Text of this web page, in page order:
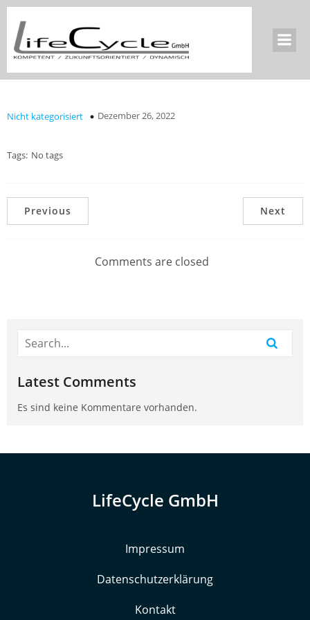
Nicht kategorisiert Dezember 26, 2022
Tags: No tags
Previous Next
Comments are closed
Latest Comments
Es sind keine Kommentare vorhanden.
LifeCycle GmbH
Impressum
Datenschutzerklärung
Kontakt